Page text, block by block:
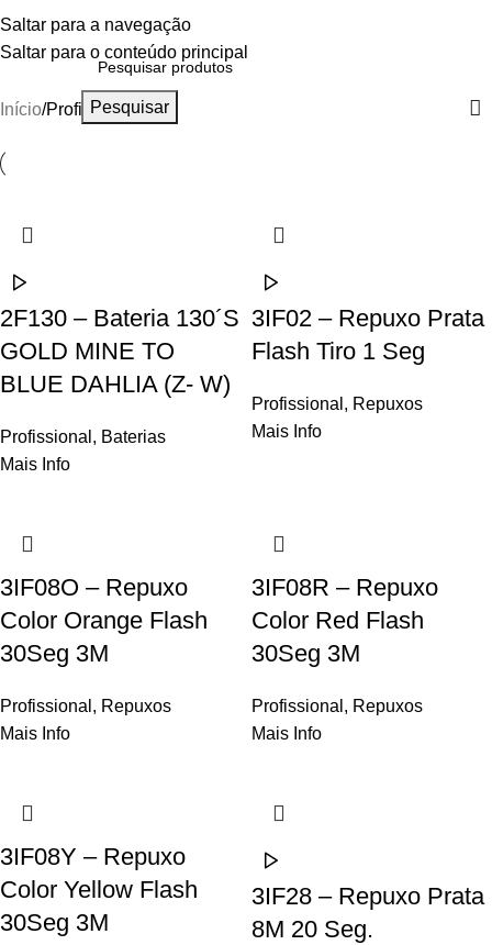
Saltar para a navegação
Saltar para o conteúdo principal
Pesquisar
Profissional
Categorias
Início Profissional
2F130 – Bateria 130´S
GOLD MINE TO
BLUE DAHLIA (Z- W)
Profissional , Baterias
Mais Info
3IF02 – Repuxo Prata
Flash Tiro 1 Seg
Profissional , Repuxos
Mais Info
3IF08O – Repuxo
Color Orange Flash
30Seg 3M
Profissional , Repuxos
Mais Info
3IF08R – Repuxo
Color Red Flash
30Seg 3M
Profissional , Repuxos
Mais Info
3IF08Y – Repuxo
Color Yellow Flash
30Seg 3M
3IF28 – Repuxo Prata
8M 20 Seg.